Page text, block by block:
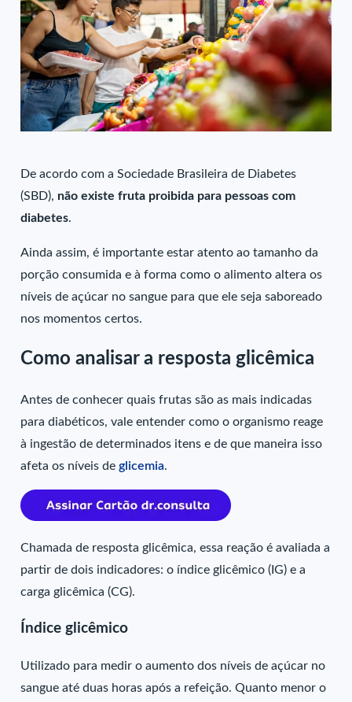
De acordo com a Sociedade Brasileira de Diabetes
(SBD), não existe fruta proibida para pessoas com
diabetes.
Ainda assim, é importante estar atento ao tamanho da
porção consumida e à forma como o alimento altera os
níveis de açúcar no sangue para que ele seja saboreado
nos momentos certos.
Como analisar a resposta glicêmica
Antes de conhecer quais frutas são as mais indicadas
para diabéticos, vale entender como o organismo reage
à ingestão de determinados itens e de que maneira isso
afeta os níveis deglicemia.
Chamada de resposta glicêmica, essa reação é avaliada a
partir de dois indicadores: o índice glicêmico (IG) e a
carga glicêmica (CG).
Índice glicêmico
Utilizado para medir o aumento dos níveis de açúcar no
sangue até duas horas após a refeição. Quanto menor o